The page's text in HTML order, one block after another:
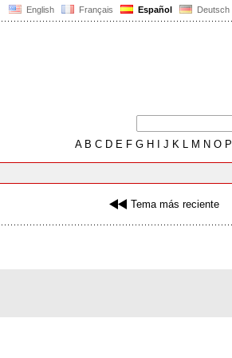
English Français Español Deutsch
AB C D E F G H J K L M N O P
Tema más reciente